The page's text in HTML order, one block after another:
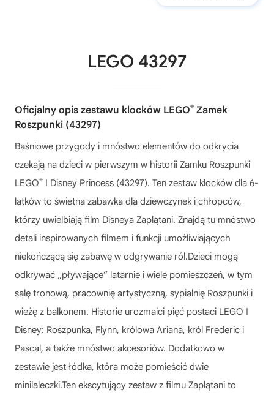
LEGO 43297
Oficjalny opis zestawu klocków LEGO® Zamek
Roszpunki (43297)
Baśniowe przygody i mnóstwo elementów do odkrycia
czekają na dzieci w pierwszym w historii Zamku Roszpunki
LEGO® ǀ Disney Princess (43297). Ten zestaw klocków dla 6-
latków to świetna zabawka dla dziewczynek i chłopców,
którzy uwielbiają film Disneya Zaplątani. Znajdą tu mnóstwo
detali inspirowanych filmem i funkcji umożliwiających
niekończącą się zabawę w odgrywanie ról.Dzieci mogą
odkrywać „pływające” latarnie i wiele pomieszczeń, w tym
salę tronową, pracownię artystyczną, sypialnię Roszpunki i
wieżę z balkonem. Historie urozmaici pięć postaci LEGO ǀ
Disney: Roszpunka, Flynn, królowa Ariana, król Frederic i
Pascal, a także mnóstwo akcesoriów. Dodatkowo w
zestawie jest łódka, która może pomieścić dwie
minilaleczki.Ten ekscytujący zestaw z filmu Zaplątani to